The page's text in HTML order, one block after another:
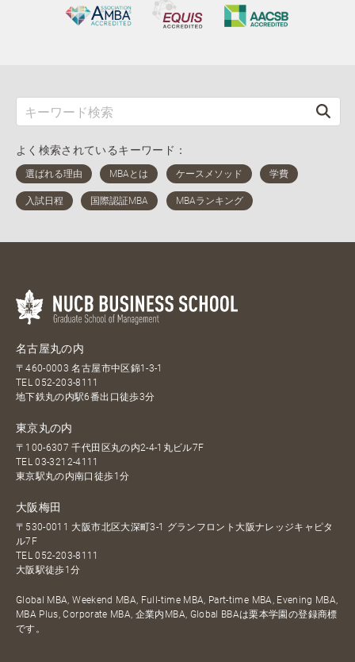
よく検索されているキーワード：
名古屋丸の内
〒460-0003 名古屋市中区錦1-3-1
TEL052-203-8111
地下鉄丸の内駅6番出口徒歩3分
東京丸の内
〒100-6307 千代田区丸の内2-4-1丸ビル7F
TEL03-3212-4111
東京駅丸の内南口徒歩1分
大阪梅田
〒530-0011 大阪市北区大深町3-1 グランフロント大阪ナレッジキャピタ
ル7F
TEL052-203-8111
大阪駅徒歩1分
Global MBA, Weekend MBA, Full-time MBA, Part-time MBA, Evening MBA,
MBA Plus, Corporate MBA, 企業内MBA, Global BBAは栗本学園の登録商標
です。